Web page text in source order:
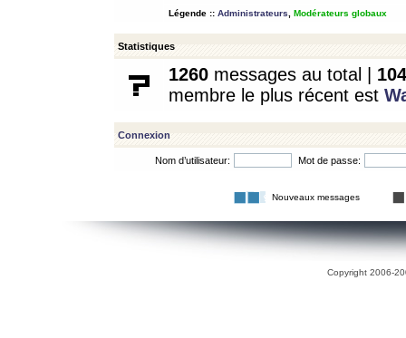
Légende :: Administrateurs Modérateurs globaux
Statistiques
1260 messages au total | 104
membre le plus récent est
Connexion
Nom d’utilisateur: Mot de passe:
Nouveaux messages
Copyright 2006-